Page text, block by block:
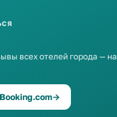
всех отелей города — на
→